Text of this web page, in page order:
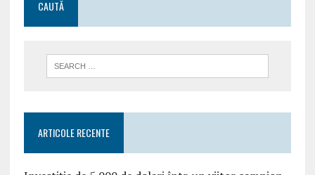
CAUTĂ
ARTICOLE RECENTE